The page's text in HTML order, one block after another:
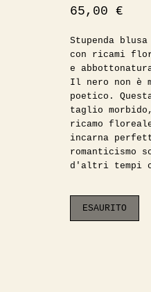
65,00 €
Stupenda
con ricami
e
Il nero non è
poetico.
taglio
ricamo
incarna
romanticismo
d'altri tempi
un'aria
Semplicemente
Ottime
ESAURITO